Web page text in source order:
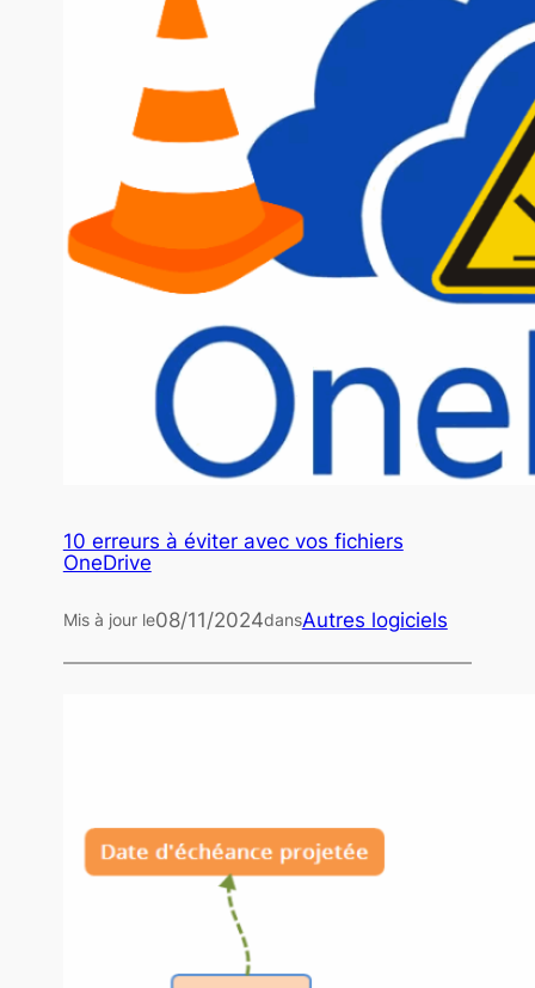
10 erreurs à éviter avec vos fichiers
OneDrive
Mis à jour le08/11/2024dansAutres logiciels